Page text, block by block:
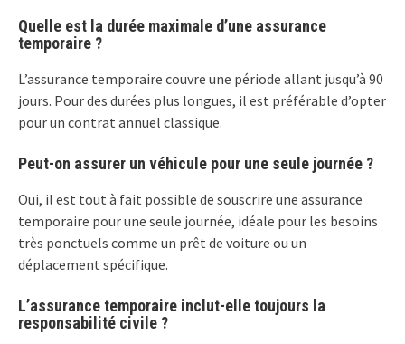
Quelle est la durée maximale d’une assurance
temporaire ?
L’assurance temporaire couvre une période allant jusqu’à 90
jours. Pour des durées plus longues, il est préférable d’opter
pour un contrat annuel classique.
Peut-on assurer un véhicule pour une seule journée ?
Oui, il est tout à fait possible de souscrire une assurance
temporaire pour une seule journée, idéale pour les besoins
très ponctuels comme un prêt de voiture ou un
déplacement spécifique.
L’assurance temporaire inclut-elle toujours la
responsabilité civile ?